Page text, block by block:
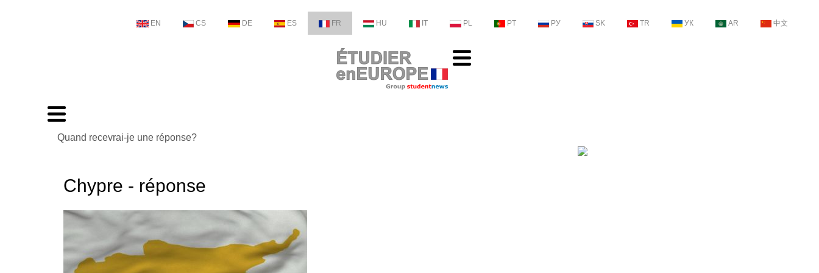
EN CS DE ES FR HU IT PL PT РУ SK TR УК AR 中文
Quand recevrai-je une réponse?
Chypre - réponse